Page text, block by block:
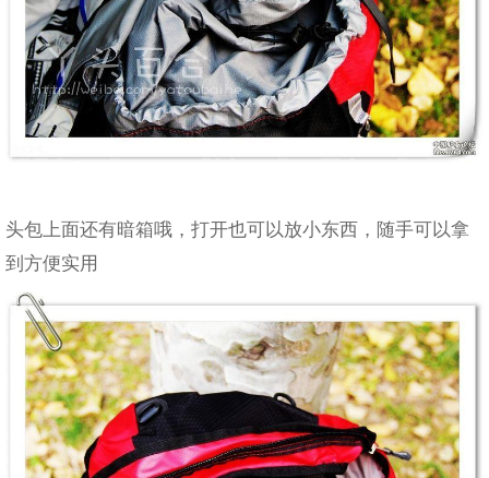
头包上面还有暗箱哦，打开也可以放小东西，随手可以拿
到方便实用